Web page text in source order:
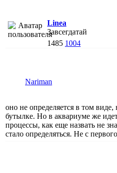
Linea
Завсегдатай
1485 1004
Nariman
оно не определяется в том виде,
бутылке. Но в аквариуме же
процессы, как еще назвать не
стало определяться. Не с